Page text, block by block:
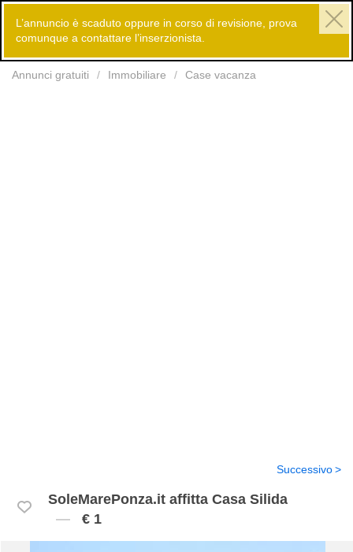
Annunci gratuiti Immobiliare Case vacanza
L’annuncio è scaduto oppure in corso di revisione, prova
comunque a contattare l’inserzionista.
SoleMarePonza.it affitta Casa Silida
€ 1
Successivo